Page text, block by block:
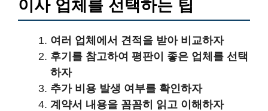
이사 업체를 선택하는 팁
여러 업체에서 견적을 받아 비교하자
후기를 참고하여 평판이 좋은 업체를 선택
하자
추가 비용 발생 여부를 확인하자
계약서 내용을 꼼꼼히 읽고 이해하자